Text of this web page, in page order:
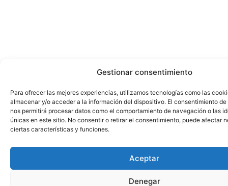
Gestionar consentimiento
Para ofrecer las mejores experiencias, utilizamos tecnologías como las
almacenar y/o acceder a la información del dispositivo. El consentimiento
nos permitirá procesar datos como el comportamiento de navegación o las
únicas en este sitio. No consentir o retirar el consentimiento, puede afectar
ciertas características y funciones.
Aceptar
Denegar